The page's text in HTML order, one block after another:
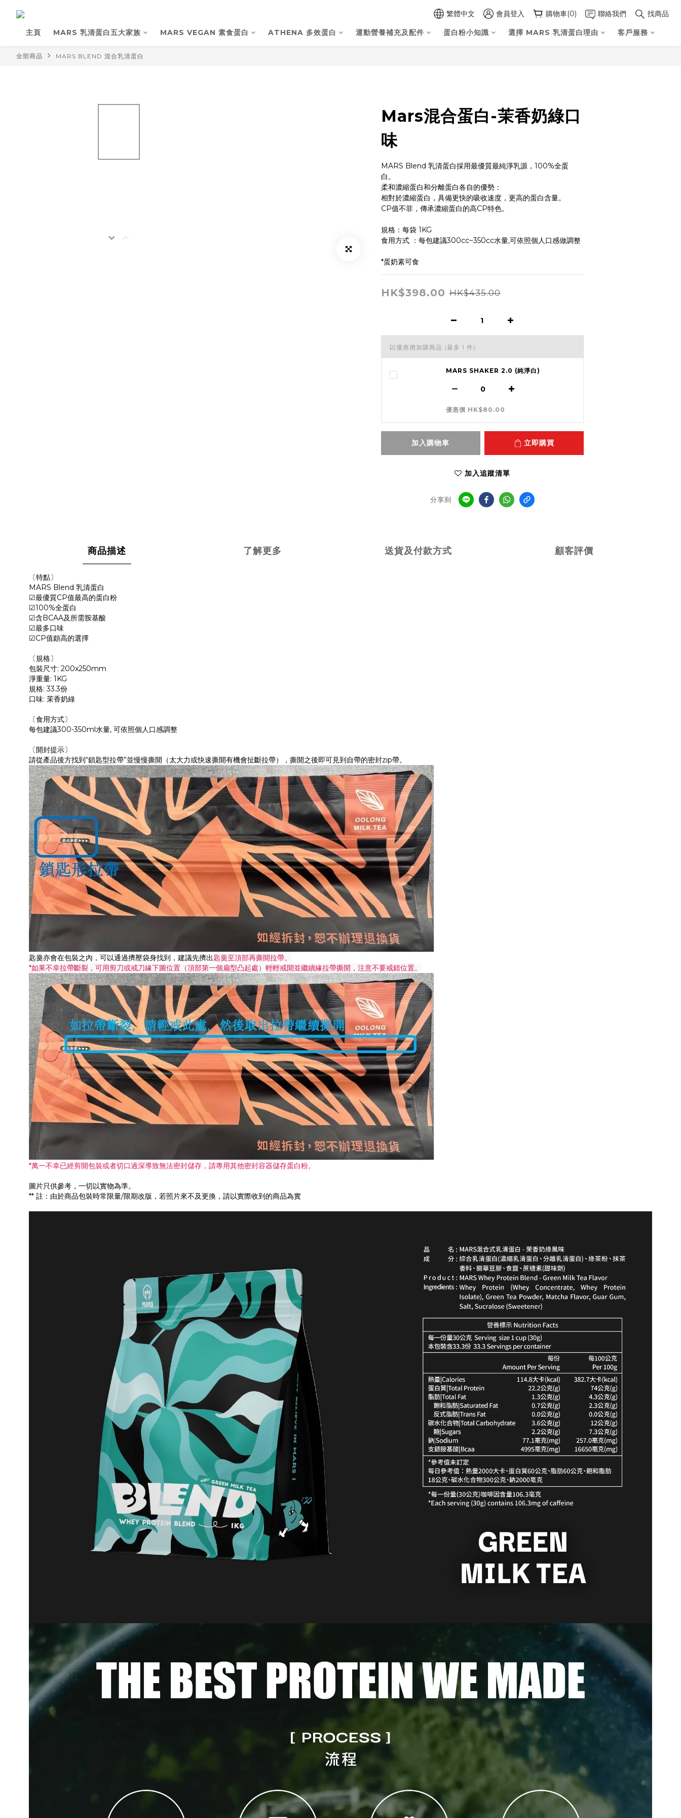
繁體中文 會員登入 購物車(0) 聯絡我們 找商品
主頁 MARS 乳清蛋白五大家族 MARS VEGAN 素食蛋白 ATHENA 多效蛋白 運動營養補充及配件 蛋白粉小知識 選擇 MARS 乳清蛋白理由 客戶服務
全部商品 MARS BLEND 混合乳清蛋白
Mars混合蛋白-茉香奶綠口
味
MARS Blend 乳清蛋白採用最優質最純淨乳源，100%全蛋
白。
柔和濃縮蛋白和分離蛋白各自的優勢：
相對於濃縮蛋白，具備更快的吸收速度，更高的蛋白含量。
CP值不菲，傳承濃縮蛋白的高CP特色。
規格：每袋 1KG
食用方式 ：每包建議300cc~350cc水量,可依照個人口感做調整
*蛋奶素可食
HK$398.00 HK$435.00
以優惠價加購商品 (最多 1 件)
MARS SHAKER 2.0 (純淨白)
優惠價 HK$80.00
加入購物車 立即購買
加入追蹤清單
分享到
商品描述 了解更多 送貨及付款方式 顧客評價
〔特點〕
MARS Blend 乳清蛋白
☑最優質CP值最高的蛋白粉
☑100%全蛋白
☑含BCAA及所需胺基酸
☑最多口味
☑CP值頗高的選擇
〔規格〕
包裝尺寸: 200x250mm
淨重量: 1KG
規格: 33.3份
口味: 茉香奶綠
〔食用方式〕
每包建議300-350ml水量, 可依照個人口感調整
〔開封提示〕
請從產品後方找到“鎖匙型拉帶”並慢慢撕開（太大力或快速撕開有機會扯斷拉帶），撕開之後即可見到自帶的密封zip帶。
匙羹亦會在包裝之內，可以通過擠壓袋身找到，建議先擠出匙羹至頂部再撕開拉帶。
*如果不幸拉帶斷裂，可用剪刀或戒刀緣下圖位置（頂部第一個扁型凸起處）輕輕戒開並繼續緣拉帶撕開，注意不要戒錯位置。
*萬一不幸已經剪開包裝或者切口過深導致無法密封儲存，請專用其他密封容器儲存蛋白粉。
圖片只供參考，一切以實物為準。
** 註：由於商品包裝時常限量/限期改版，若照片來不及更換，請以實際收到的商品為實